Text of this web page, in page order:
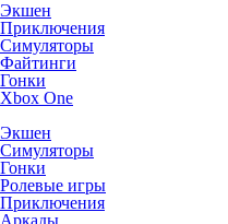
Экшен
Приключения
Симуляторы
Файтинги
Гонки
Xbox One
Экшен
Симуляторы
Гонки
Ролевые игры
Приключения
Аркады